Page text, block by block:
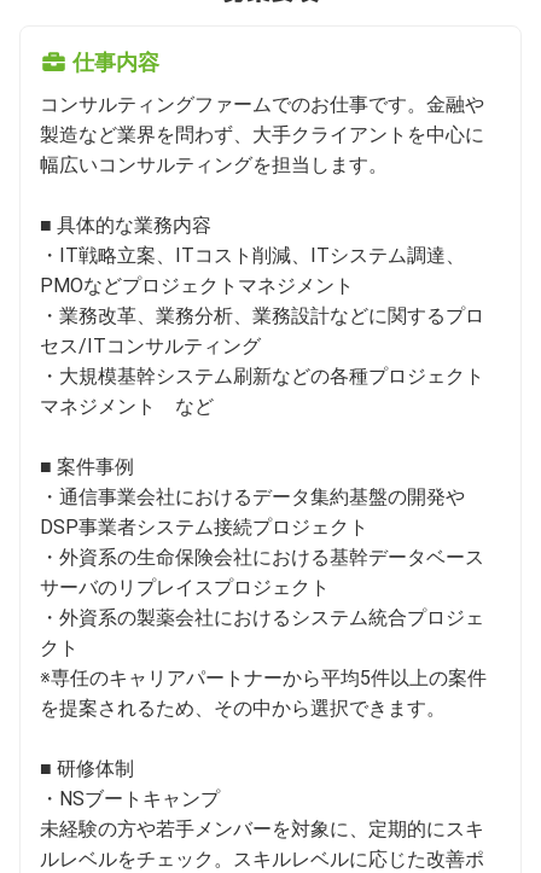
仕事内容
コンサルティングファームでのお仕事です。金融や
製造など業界を問わず、大手クライアントを中心に
幅広いコンサルティングを担当します。
■ 具体的な業務内容
・IT戦略立案、ITコスト削減、ITシステム調達、
PMOなどプロジェクトマネジメント
・業務改革、業務分析、業務設計などに関するプロ
セス/ITコンサルティング
・大規模基幹システム刷新などの各種プロジェクト
マネジメント　など
■ 案件事例
・通信事業会社におけるデータ集約基盤の開発や
DSP事業者システム接続プロジェクト
・外資系の生命保険会社における基幹データベース
サーバのリプレイスプロジェクト
・外資系の製薬会社におけるシステム統合プロジェ
クト
※専任のキャリアパートナーから平均5件以上の案件
を提案されるため、その中から選択できます。
■ 研修体制
・NSブートキャンプ
未経験の方や若手メンバーを対象に、定期的にスキ
ルレベルをチェック。スキルレベルに応じた改善ポ